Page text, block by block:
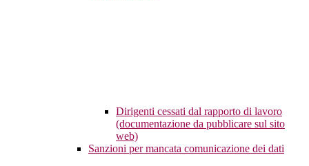
Dirigenti cessati dal rapporto di lavoro
(documentazione da pubblicare sul sito
web)
Sanzioni per mancata comunicazione dei dati